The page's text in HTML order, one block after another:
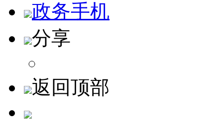
政务手机
分享
返回顶部